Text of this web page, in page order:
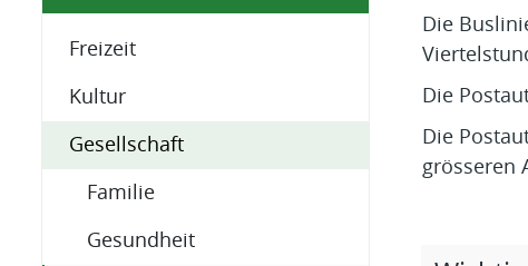
Freizeit
Kultur
Gesellschaft
Familie
Gesundheit
Die
Die
Die
grösseren